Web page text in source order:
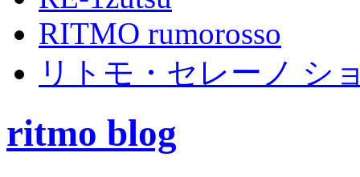
RITMO rumorosso
リトモ・セレーノ シ
ritmo blog